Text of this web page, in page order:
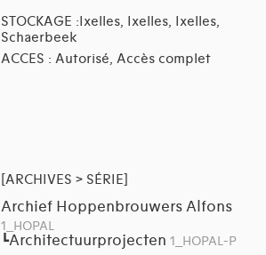
STOCKAGE :Ixelles, Ixelles, Ixelles,
Schaerbeek
ACCES : Autorisé, Accès complet
[ARCHIVES > SÉRIE]
Archief Hoppenbrouwers Alfons
1_HOPAL
┗Architectuurprojecten 1_HOPAL-P